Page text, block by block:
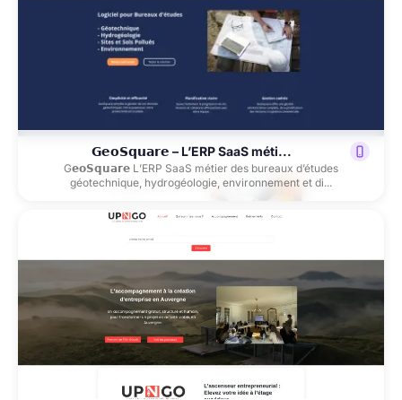
𝗚𝗲𝗼𝗦𝗾𝘂𝗮𝗿𝗲 – L’ERP SaaS méti...
G𝗲𝗼𝗦𝗾𝘂𝗮𝗿𝗲 L’ERP SaaS métier des bureaux d’études
géotechnique, hydrogéologie, environnement et di...